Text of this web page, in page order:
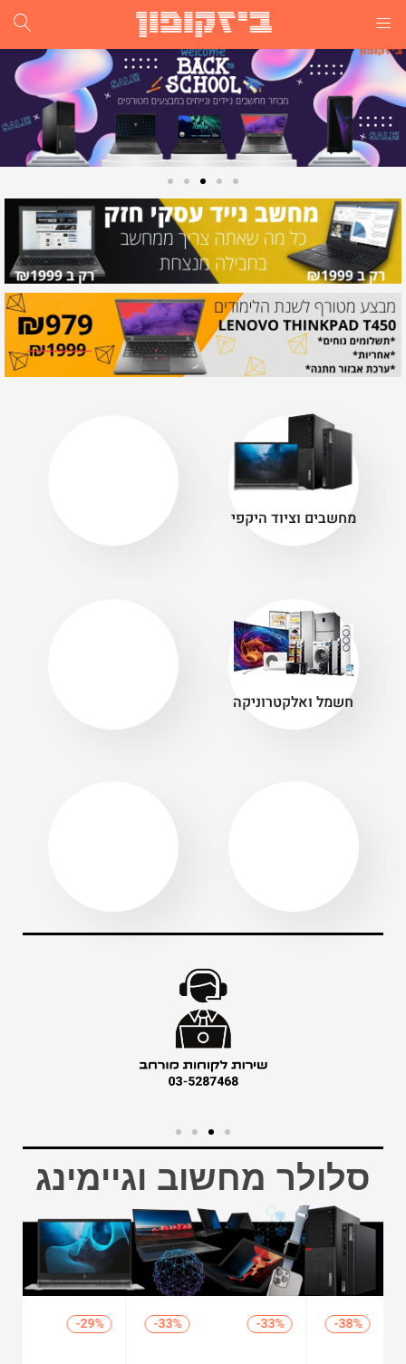
לא ניתן לרכוש מוצר זה.
התחבר הרשם
הזן שם משתמש וסיסמא ע"מ להתחבר.
זכור אותי
התחבר
מחשבים וציוד היקפי
חשמל ואלקטרוניקה
סלולר מחשוב וגיימינג
-33% -33%
-29% -29%